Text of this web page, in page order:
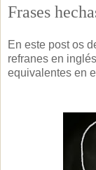
Frases
En este post os
refranes en
equivalentes en